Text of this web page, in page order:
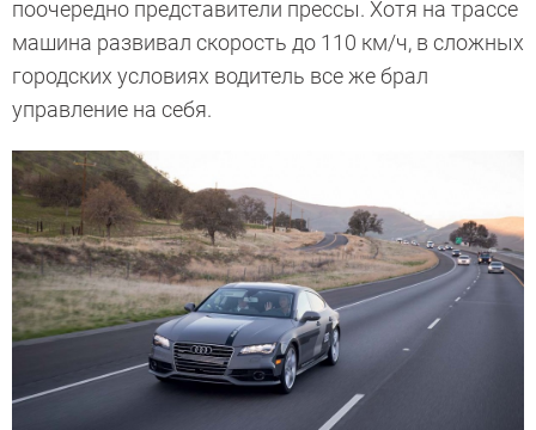
поочередно представители прессы. Хотя на трассе
машина развивал скорость до 110 км/ч, в сложных
городских условиях водитель все же брал
управление на себя.